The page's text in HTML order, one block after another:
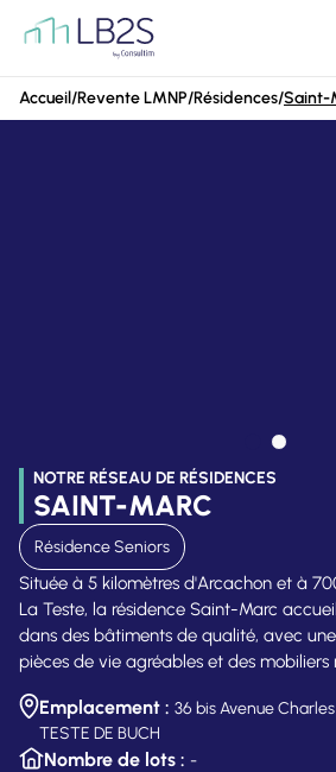
Aller au contenu
Accueil/Revente LMNP/Résidences/Saint-
NOTRE RÉSEAU DE RÉSIDENCES
SAINT-MARC
Résidence Seniors
Située à 5 kilomètres d'Arcachon et à
La Teste, la résidence Saint-Marc
dans des bâtiments de qualité, avec
pièces de vie agréables et des mobiliers
Emplacement :36 bis Avenue
TESTE DE BUCH
Nombre de lots : -